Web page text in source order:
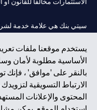
يستخدم موقعنا ملفات
الأساسية مطلوبة لأمان
بالنقر على 'موافق' ، فإنك
الارتباط التسويقية
المحتوى والإعلانات
سيتي بنك إن. إيه. الإمارات
الإمارات في دبي، و CN-1002019 لفرع أبوظبي. هاتف: 4000 311 04.
فرع سيتي بنك إن إيه -